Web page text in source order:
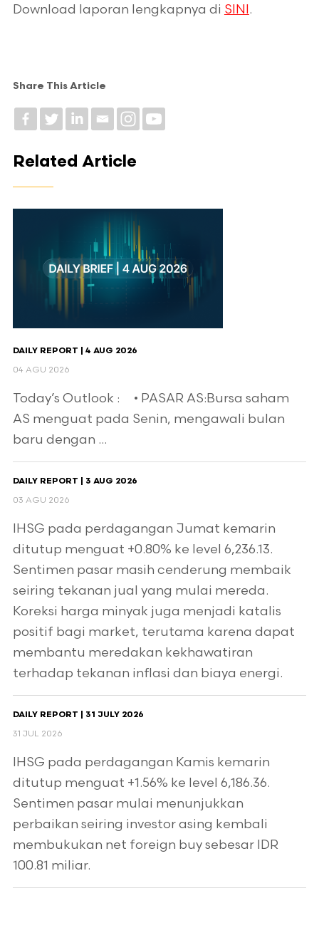
Download laporan lengkapnya di SINI .
Share This Article
Related Article
DAILY REPORT | 4 AUG 2026
04 AGU 2026
Today’s Outlook : • PASAR AS:Bursa saham
AS menguat pada Senin, mengawali bulan
baru dengan ...
DAILY REPORT | 3 AUG 2026
03 AGU 2026
IHSG pada perdagangan Jumat kemarin
ditutup menguat +0.80% ke level 6,236.13.
Sentimen pasar masih cenderung membaik
seiring tekanan jual yang mulai mereda.
Koreksi harga minyak juga menjadi katalis
positif bagi market, terutama karena dapat
membantu meredakan kekhawatiran
terhadap tekanan inflasi dan biaya energi.
DAILY REPORT | 31 JULY 2026
31 JUL 2026
IHSG pada perdagangan Kamis kemarin
ditutup menguat +1.56% ke level 6,186.36.
Sentimen pasar mulai menunjukkan
perbaikan seiring investor asing kembali
membukukan net foreign buy sebesar IDR
100.81 miliar.